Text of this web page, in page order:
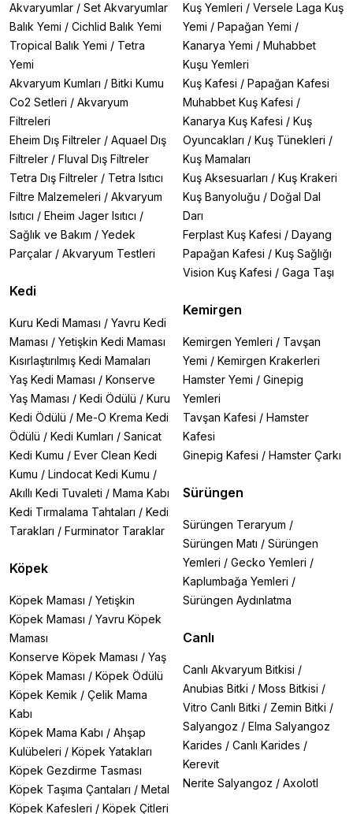
Akvaryumlar / Set Akvaryumlar
Balık Yemi / Cichlid Balık Yemi
Tropical Balık Yemi / Tetra
Yemi
Akvaryum Kumları / Bitki Kumu
Co2 Setleri / Akvaryum
Filtreleri
Eheim Dış Filtreler / Aquael Dış
Filtreler / Fluval Dış Filtreler
Tetra Dış Filtreler / Tetra Isıtıcı
Filtre Malzemeleri / Akvaryum
Isıtıcı / Eheim Jager Isıtıcı /
Sağlık ve Bakım / Yedek
Parçalar / Akvaryum Testleri
Kedi
Kuru Kedi Maması / Yavru Kedi
Maması / Yetişkin Kedi Maması
Kısırlaştırılmış Kedi Mamaları
Yaş Kedi Maması / Konserve
Yaş Maması / Kedi Ödülü / Kuru
Kedi Ödülü / Me-O Krema Kedi
Ödülü / Kedi Kumları / Sanicat
Kedi Kumu / Ever Clean Kedi
Kumu / Lindocat Kedi Kumu /
Akıllı Kedi Tuvaleti / Mama Kabı
Kedi Tırmalama Tahtaları / Kedi
Tarakları / Furminator Taraklar
Köpek
Köpek Maması / Yetişkin
Köpek Maması / Yavru Köpek
Maması
Konserve Köpek Maması / Yaş
Köpek Maması / Köpek Ödülü
Köpek Kemik / Çelik Mama
Kabı
Köpek Mama Kabı / Ahşap
Kulübeleri / Köpek Yatakları
Köpek Gezdirme Tasması
Köpek Taşıma Çantaları / Metal
Köpek Kafesleri / Köpek Çitleri
Kuş Yemleri / Versele Laga Kuş
Yemi / Papağan Yemi /
Kanarya Yemi / Muhabbet
Kuşu Yemleri
Kuş Kafesi / Papağan Kafesi
Muhabbet Kuş Kafesi /
Kanarya Kuş Kafesi / Kuş
Oyuncakları / Kuş Tünekleri /
Kuş Mamaları
Kuş Aksesuarları / Kuş Krakeri
Kuş Banyoluğu / Doğal Dal
Darı
Ferplast Kuş Kafesi / Dayang
Papağan Kafesi / Kuş Sağlığı
Vision Kuş Kafesi / Gaga Taşı
Kemirgen
Kemirgen Yemleri / Tavşan
Yemi / Kemirgen Krakerleri
Hamster Yemi / Ginepig
Yemleri
Tavşan Kafesi / Hamster
Kafesi
Ginepig Kafesi / Hamster Çarkı
Sürüngen
Sürüngen Teraryum /
Sürüngen Matı / Sürüngen
Yemleri / Gecko Yemleri /
Kaplumbağa Yemleri /
Sürüngen Aydınlatma
Canlı
Canlı Akvaryum Bitkisi /
Anubias Bitki / Moss Bitkisi /
Vitro Canlı Bitki / Zemin Bitki /
Salyangoz / Elma Salyangoz
Karides / Canlı Karides /
Kerevit
Nerite Salyangoz / Axolotl